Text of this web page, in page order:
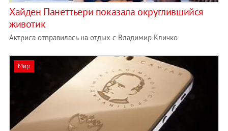
Хайден Панеттьери показала округлившийся
животик
Актриса отправилась на отдых с Владимир Кличко
Мир